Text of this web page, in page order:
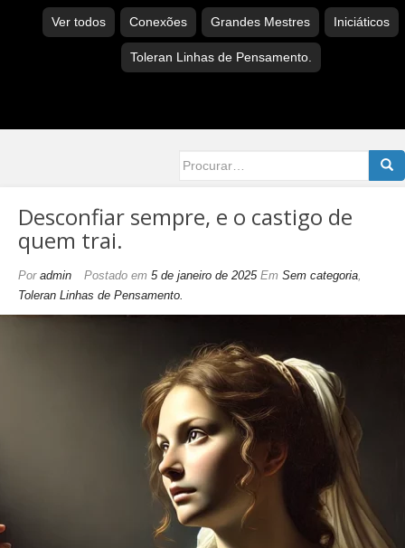
Ver todos Conexões Grandes Mestres Iniciáticos
Toleran Linhas de Pensamento.
for:
Desconfiar sempre, e o castigo de
quem trai.
Por admin Postado em 5 de janeiro de 2025 Em Sem categoria,
Toleran Linhas de Pensamento.